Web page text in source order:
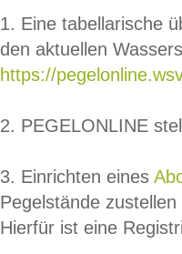
1. Eine tabellarische
den aktuellen
https://
2. PEGELONLINE
3. Einrichten eines
Pegelstände
Hierfür ist eine